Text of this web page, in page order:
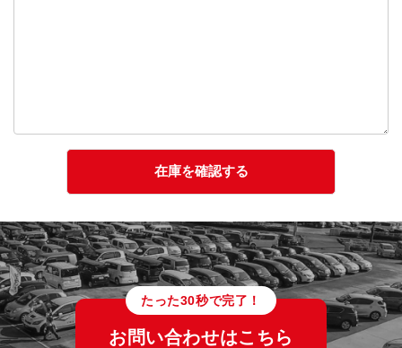
たった30秒で完了！
お問い合わせはこちら